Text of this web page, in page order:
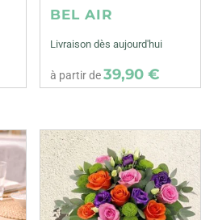
BEL AIR
Livraison dès aujourd'hui
à partir de39,90 €